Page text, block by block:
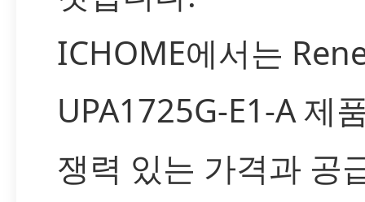
ICHOME에서는
UPA1725G-E1-A 제
쟁력 있는 가격과 공